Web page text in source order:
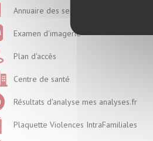
Annuaire des services
Examen d'imagerie
Plan d'accès
Centre de santé
Résultats d'analyse mes analyses.fr
Plaquette Violences IntraFamiliales